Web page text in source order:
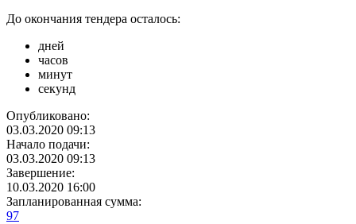
До окончания тендера осталось:
дней
часов
минут
секунд
Опубликовано:
03.03.2020 09:13
Начало подачи:
03.03.2020 09:13
Завершение:
10.03.2020 16:00
Запланированная сумма:
97